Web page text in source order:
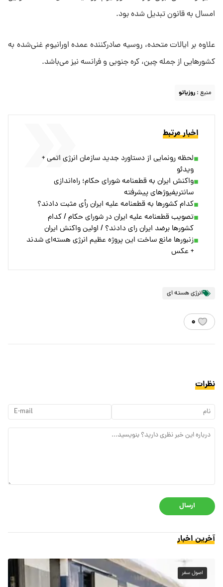
امسال به قانون تبدیل شده بود.
علاوه بر ایالات متحده، روسیه صادرکننده عمده اورانیوم غنی‌شده به
کشورهایی از جمله چین، کره جنوبی و فرانسه نیز می‌باشد.
منبع : روزیاتو
اخبار مرتبط
لحظه رونمایی از دستاورد جدید سازمان انرژی اتمی +
ویدئو
واکنش ایران به قطعنامه شورای حکام؛ راه‌اندازی
سانتریفیوژ‌های پیشرفته
کدام کشورها به قطعنامه علیه ایران رأی مثبت دادند؟
تصویب قطعنامه علیه ایران در شورای حکام / کدام
کشورها برضد ایران رای دادند؟ / اولین واکنش ایران
زنبورها مانع ساخت این پروژه عظیم انرژی هسته‌ای شدند
+ عکس
انرژی هسته ای
۰
نظرات
ارسال
آخرین اخبار
اصول سفر